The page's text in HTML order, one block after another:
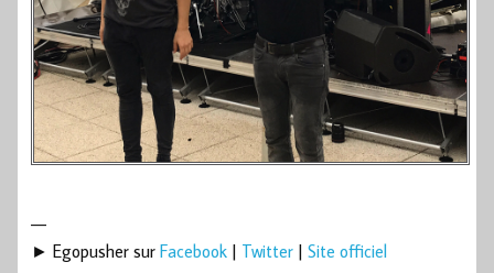
—
► Egopusher sur Facebook | Twitter | Site officiel